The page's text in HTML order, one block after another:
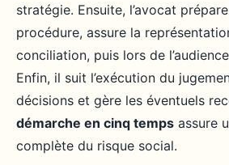
stratégie. Ensuite, l’avocat
procédure, assure la
conciliation, puis lors de
Enfin, il suit l’exécution du
décisions et gère les éventuels
démarche en cinq temps assure
complète du risque social.